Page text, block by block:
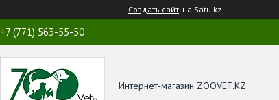
Создать сайт на Satu.kz
+7 (771) 563-55-50
Интернет-магазин ZOOVET.KZ